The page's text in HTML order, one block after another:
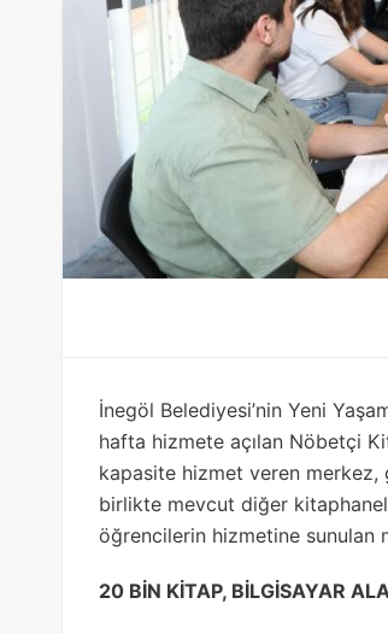
İnegöl Belediyesi’nin Yeni
hafta hizmete açılan Nöbetçi
kapasite hizmet veren merkez,
birlikte mevcut diğer
öğrencilerin hizmetine
20 BİN KİTAP, BİLGİSAYAR